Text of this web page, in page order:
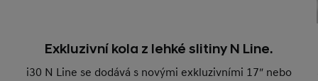
Exkluzivní kola z lehké slitiny N Line.
i30 N Line se dodává s novými exkluzivními 17″ nebo